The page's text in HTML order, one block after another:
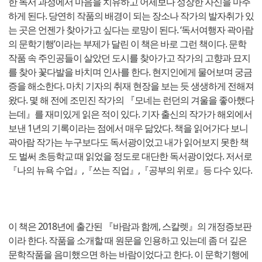
하게 된다. 당연히 작품의 배경이 되는 장소나 작가의 발자취가 있
는 곳은 언젠가 찾아가고 싶다는 로망이 된다. ‘독서여행자 곽아람
의 문학기행’이라는 부제가 달린 이 책은 바로 그런 책이다. 문학
작품 속 주인공들이 살았던 도시를 찾아가고 작가의 고향과 묘지
를 찾아 꽃다발을 바치며 인사를 한다. 현지인에게 물어보며 궁금
증을 해소한다. 마치 기자의 취재 현장을 보는 듯 생생하게 전해져
왔다. 몇 해 전에 조민진 작가의 『모네는 런던의 겨울을 좋아했다
는데』를 재미있게 읽은 적이 있다. 기자 출신의 작가가 해외에서
보낸 1년의 기록이라는 점에서 매우 닮았다. 책을 읽어가다 보니
곽아람 작가는 누구보다도 독서광이었고 내가 읽어보지 못한 책
도 벌써 초등학교 때 읽었을 정도로 대단한 독서광이었다. 저서로
『나의 뉴욕 수업』,『쓰는 직업』,『공부의 위로』등 다수 있다.
이 책은 2018년에 출간된 『바람과 함께, 스칼렛』의 개정증보판
이라 한다. 작품을 소개할 때 원문을 인용하고 있는데 좀 더 깊은
문학작품을 음미했으면 하는 바람이었다고 한다. 이 문학기행에